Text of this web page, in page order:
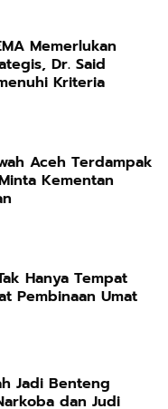
Memerlukan
Dr. Said
Kriteria
Aceh Terdampak
Kementan
Hanya Tempat
Pembinaan Umat
Jadi Benteng
dan Judi